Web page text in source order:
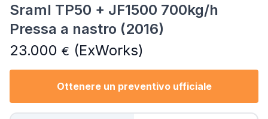
Sraml TP50 + JF1500 700kg/h
Pressa a nastro (2016)
23.000 € (ExWorks)
Ottenere un preventivo ufficiale